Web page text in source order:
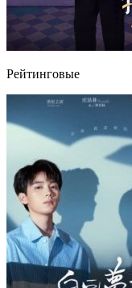
Рейтинговые